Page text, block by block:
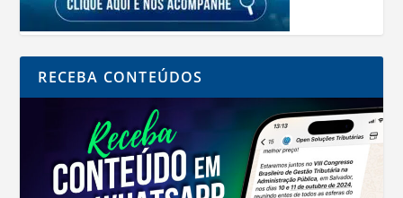
RECEBA CONTEÚDOS